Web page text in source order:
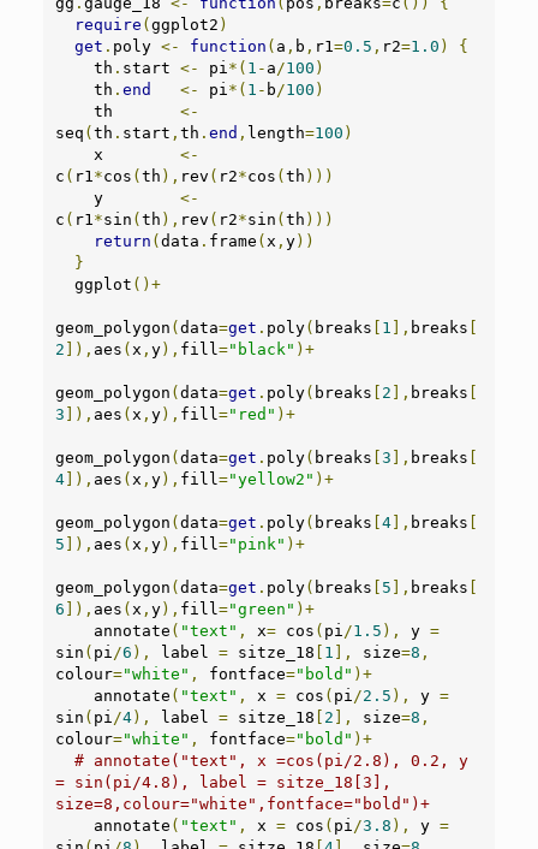
require (ggplot2 )
get . poly <- function ( a , b , r1=0.5 , r2=1.0 )
{
    th
. start <- pi *( 1 - a /100 )
    th
.end <- pi *( 1 - b /100 )
    th
<-
seq (th . start ,th .end , length=100 )
    x
<-
c ( r1 *cos (th ), rev ( r2*cos (th )))
    y
<-
c ( r1 *sin (th ), rev ( r2*sin (th )))
return (data . frame ( x ,y))
}
  ggplot
()+
geom_polygon (data=get . poly( breaks [ 1 ], breaks [
2 ]), aes ( x ,y), fill="black" )+
geom_polygon (data=get . poly( breaks [ 2 ], breaks [
3 ]), aes ( x ,y), fill="red" )+
geom_polygon (data=get . poly( breaks [3 ], breaks [
4]), aes ( x ,y), fill="yellow2" )+
geom_polygon (data=get . poly( breaks [4], breaks [
5 ]), aes ( x ,y), fill="pink" )+
geom_polygon (data=get . poly( breaks [ 5 ], breaks [
6 ]), aes ( x ,y), fill="green" )+
    annotate
( "text" , x= cos ( pi /1.5 ), y =
sin ( pi /6 ), label = sitze_18 [ 1 ], size=8 ,
colour="white" , fontface="bold" )+
    annotate
( "text" , x = cos ( pi /2.5 ), y =
sin ( pi /4), label = sitze_18 [ 2 ], size=8 ,
colour="white" , fontface="bold" )+
# annotate("text", x =cos(pi/2.8), 0.2, y
= sin(pi/4.8), label = sitze_18[3],
size=8,colour="white",fontface="bold")+
    annotate
( "text" , x = cos ( pi /3.8 ), y =